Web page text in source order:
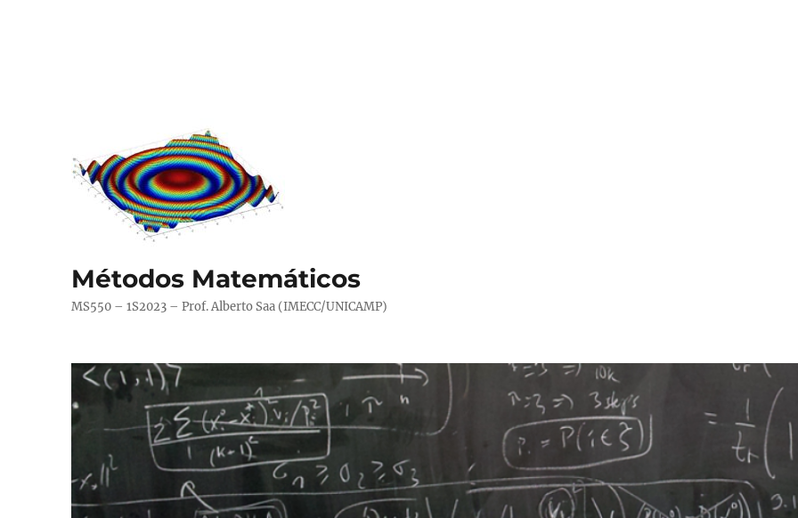
Métodos Matemáticos
MS550 – 1S2023 – Prof. Alberto Saa (IMECC/UNICAMP)